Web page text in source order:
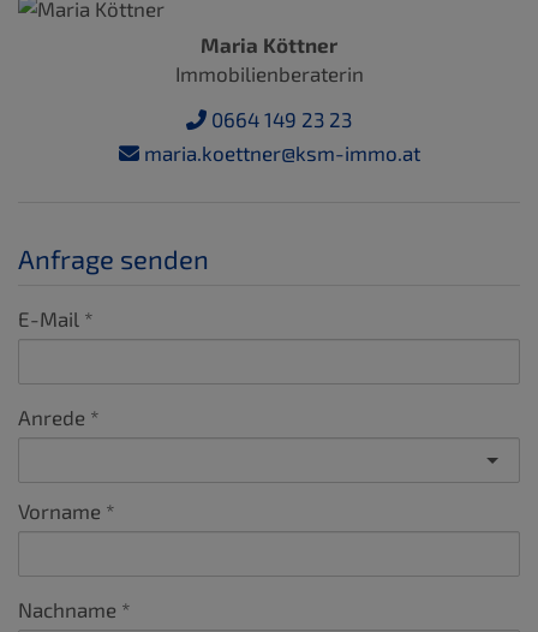
Maria Köttner
Immobilienberaterin
0664 149 23 23
maria.koettner@ksm-immo.at
Anfrage senden
E-Mail
Anrede
Vorname
Nachname